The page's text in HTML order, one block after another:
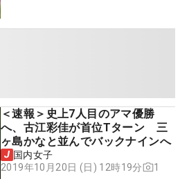
＜速報＞史上7人目のアマ優勝
へ、古江彩佳が首位Tターン 三
ヶ島かなと並んでバックナインへ
国内女子
2019年10月20日 (日) 12時19分
1